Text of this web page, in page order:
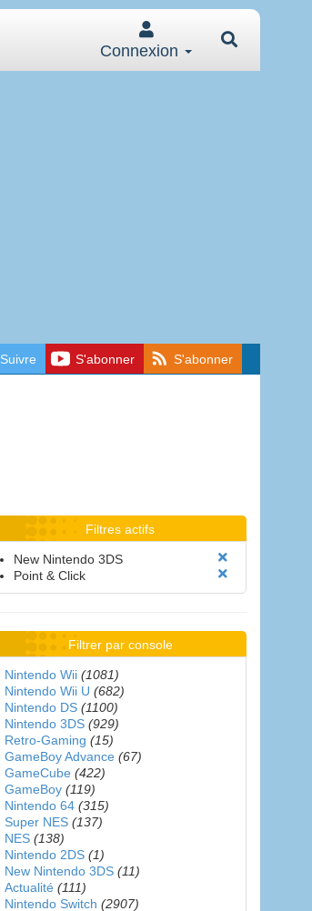
Connexion
Suivre S'abonner S'abonner
Filtres actifs
New Nintendo 3DS
Point & Click
Filtrer par console
Nintendo Wii (1081)
Nintendo Wii U (682)
Nintendo DS (1100)
Nintendo 3DS (929)
Retro-Gaming (15)
GameBoy Advance (67)
GameCube (422)
GameBoy (119)
Nintendo 64 (315)
Super NES (137)
NES (138)
Nintendo 2DS (1)
New Nintendo 3DS (11)
Actualité (111)
Nintendo Switch (2907)